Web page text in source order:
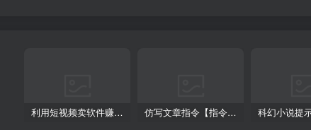
利用短视频卖软件赚钱，新手小白轻松月入10000+！ 仿写文章指令【指令+教程】